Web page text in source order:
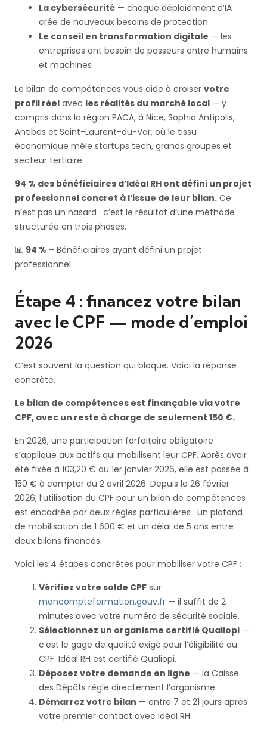
La cybersécurité — chaque déploiement d’IA
crée de nouveaux besoins de protection
Le conseil en transformation digitale — les
entreprises ont besoin de passeurs entre humains
et machines
Le bilan de compétences vous aide à croiser votre
profil réel avec les réalités du marché local — y
compris dans la région PACA, à Nice, Sophia Antipolis,
Antibes et Saint-Laurent-du-Var, où le tissu
économique mêle startups tech, grands groupes et
secteur tertiaire.
94 % des bénéficiaires d’Idéal RH ont défini un projet
professionnel concret à l’issue de leur bilan. Ce
n’est pas un hasard : c’est le résultat d’une méthode
structurée en trois phases.
📊 94 % – Bénéficiaires ayant défini un projet
professionnel
Étape 4 : financez votre bilan
avec le CPF — mode d’emploi
2026
C’est souvent la question qui bloque. Voici la réponse
concrète.
Le bilan de compétences est finançable via votre
CPF, avec un reste à charge de seulement 150 €.
En 2026, une participation forfaitaire obligatoire
s’applique aux actifs qui mobilisent leur CPF. Après avoir
été fixée à 103,20 € au 1er janvier 2026, elle est passée à
150 € à compter du 2 avril 2026. Depuis le 26 février
2026, l’utilisation du CPF pour un bilan de compétences
est encadrée par deux règles particulières : un plafond
de mobilisation de 1 600 € et un délai de 5 ans entre
deux bilans financés.
Voici les 4 étapes concrètes pour mobiliser votre CPF :
Vérifiez votre solde CPF sur
moncompteformation.gouv.fr — il suffit de 2
minutes avec votre numéro de sécurité sociale.
Sélectionnez un organisme certifié Qualiopi —
c’est le gage de qualité exigé pour l’éligibilité au
CPF. Idéal RH est certifié Qualiopi.
Déposez votre demande en ligne — la Caisse
des Dépôts règle directement l’organisme.
Démarrez votre bilan — entre 7 et 21 jours après
votre premier contact avec Idéal RH.